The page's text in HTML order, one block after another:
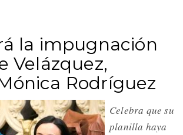
la impugnación
Velázquez,
Rodríguez
Celebra que su
planilla haya